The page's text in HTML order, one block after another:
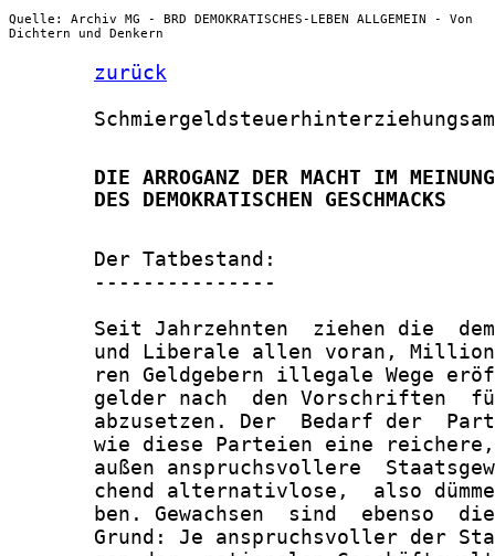
Quelle: Archiv MG - BRD DEMOKRATISCHES-LEBEN ALLGEMEIN - Von
Dichtern und Denkern
zurück
DIE ARROGANZ DER MACHT IM
       DES DEMOKRATISCHEN GESCHMACKS